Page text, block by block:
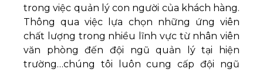
trong việc quản lý con người của khách hàng.
Thông qua việc lựa chọn những ứng viên
chất lượng trong nhiều lĩnh vực từ nhân viên
văn phòng đến đội ngũ quản lý tại hiện
trường…chúng tôi luôn cung cấp đội ngũ